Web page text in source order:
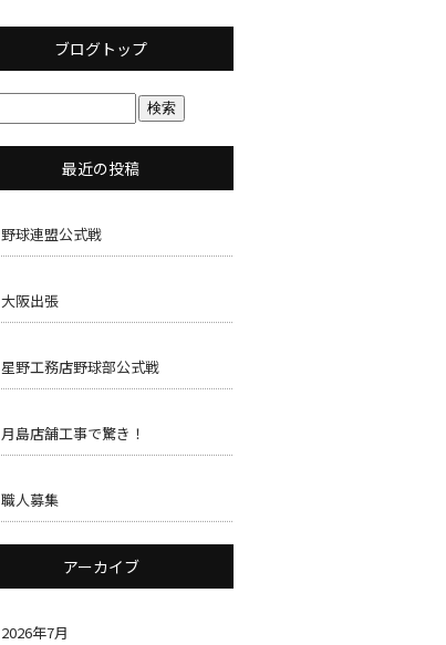
ブログトップ
最近の投稿
野球連盟公式戦
大阪出張
星野工務店野球部公式戦
月島店舗工事で驚き！
職人募集
アーカイブ
2026年7月